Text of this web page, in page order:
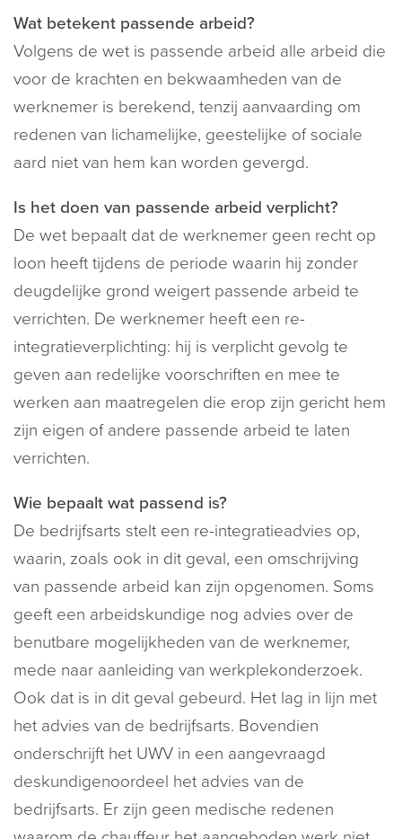
Wat betekent passende arbeid?
Volgens de wet is passende arbeid alle arbeid die
voor de krachten en bekwaamheden van de
werknemer is berekend, tenzij aanvaarding om
redenen van lichamelijke, geestelijke of sociale
aard niet van hem kan worden gevergd.
Is het doen van passende arbeid verplicht?
De wet bepaalt dat de werknemer geen recht op
loon heeft tijdens de periode waarin hij zonder
deugdelijke grond weigert passende arbeid te
verrichten. De werknemer heeft een re-
integratieverplichting: hij is verplicht gevolg te
geven aan redelijke voorschriften en mee te
werken aan maatregelen die erop zijn gericht hem
zijn eigen of andere passende arbeid te laten
verrichten.
Wie bepaalt wat passend is?
De bedrijfsarts stelt een re-integratieadvies op,
waarin, zoals ook in dit geval, een omschrijving
van passende arbeid kan zijn opgenomen. Soms
geeft een arbeidskundige nog advies over de
benutbare mogelijkheden van de werknemer,
mede naar aanleiding van werkplekonderzoek.
Ook dat is in dit geval gebeurd. Het lag in lijn met
het advies van de bedrijfsarts. Bovendien
onderschrijft het UWV in een aangevraagd
deskundigenoordeel het advies van de
bedrijfsarts. Er zijn geen medische redenen